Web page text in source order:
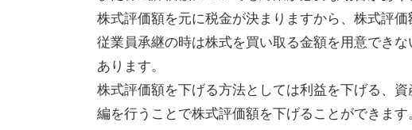
株式評価額を元に税金が決まりますから、株式評
従業員承継の時は株式を買い取る金額を用意でき
あります。
株式評価額を下げる方法としては利益を下げる、
編を行うことで株式評価額を下げることができます